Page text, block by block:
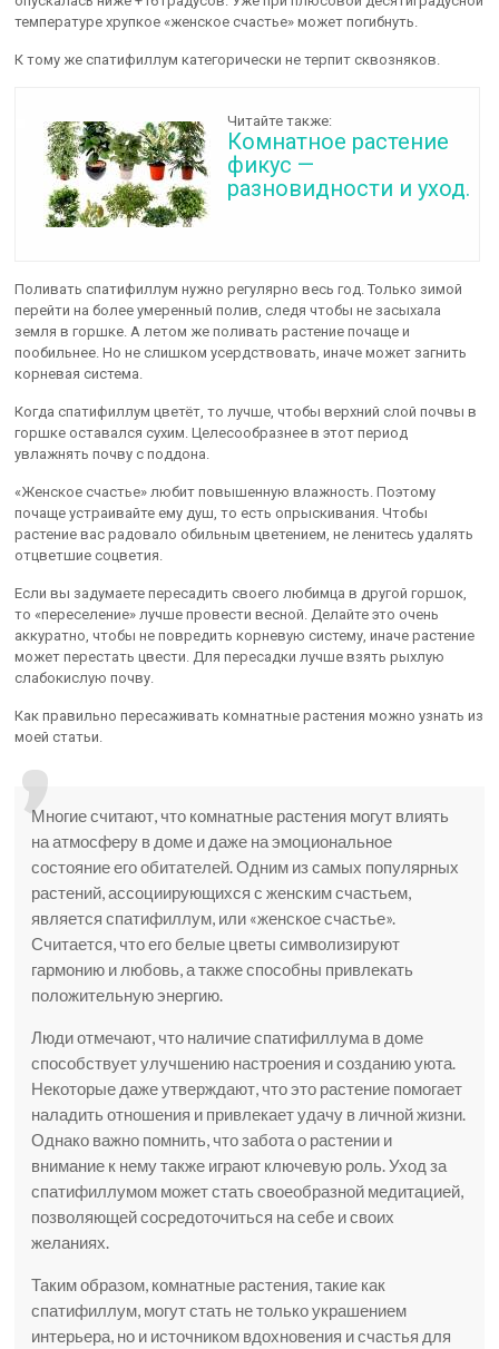
температуре хрупкое «женское счастье» может погибнуть.
К тому же спатифиллум категорически не терпит сквозняков.
Читайте также:
Комнатное растение
фикус —
разновидности и уход.
Поливать спатифиллум нужно регулярно весь год. Только зимой
перейти на более умеренный полив, следя чтобы не засыхала
земля в горшке. А летом же поливать растение почаще и
пообильнее. Но не слишком усердствовать, иначе может загнить
корневая система.
Когда спатифиллум цветёт, то лучше, чтобы верхний слой почвы в
горшке оставался сухим. Целесообразнее в этот период
увлажнять почву с поддона.
«Женское счастье» любит повышенную влажность. Поэтому
почаще устраивайте ему душ, то есть опрыскивания. Чтобы
растение вас радовало обильным цветением, не ленитесь удалять
отцветшие соцветия.
Если вы задумаете пересадить своего любимца в другой горшок,
то «переселение» лучше провести весной. Делайте это очень
аккуратно, чтобы не повредить корневую систему, иначе растение
может перестать цвести. Для пересадки лучше взять рыхлую
слабокислую почву.
Как правильно пересаживать комнатные растения можно узнать из
моей статьи.
Многие считают, что комнатные растения могут влиять
на атмосферу в доме и даже на эмоциональное
состояние его обитателей. Одним из самых популярных
растений, ассоциирующихся с женским счастьем,
является спатифиллум, или «женское счастье».
Считается, что его белые цветы символизируют
гармонию и любовь, а также способны привлекать
положительную энергию.
Люди отмечают, что наличие спатифиллума в доме
способствует улучшению настроения и созданию уюта.
Некоторые даже утверждают, что это растение помогает
наладить отношения и привлекает удачу в личной жизни.
Однако важно помнить, что забота о растении и
внимание к нему также играют ключевую роль. Уход за
спатифиллумом может стать своеобразной медитацией,
позволяющей сосредоточиться на себе и своих
желаниях.
Таким образом, комнатные растения, такие как
спатифиллум, могут стать не только украшением
интерьера, но и источником вдохновения и счастья для